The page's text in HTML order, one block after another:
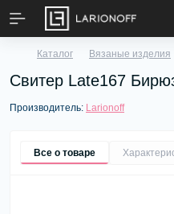
Каталог Вязаные изделия
Свитер Late167
Производитель: Larionoff
Все о товаре